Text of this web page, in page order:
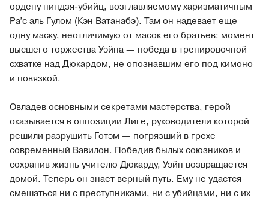
ордену ниндзя-убийц, возглавляемому харизматичным
Ра’с аль Гулом (Кэн Ватанабэ). Там он надевает еще
одну маску, неотличимую от масок его братьев: момент
высшего торжества Уэйна — победа в тренировочной
схватке над Дюкардом, не опознавшим его под кимоно
и повязкой.
Овладев основными секретами мастерства, герой
оказывается в оппозиции Лиге, руководители которой
решили разрушить Готэм — погрязший в грехе
современный Вавилон. Победив былых союзников и
сохранив жизнь учителю Дюкарду, Уэйн возвращается
домой. Теперь он знает верный путь. Ему не удастся
смешаться ни с преступниками, ни с убийцами, ни с их